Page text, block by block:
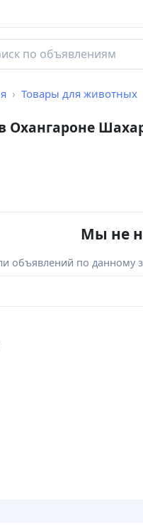
Товары для животных
Охангароне
Мы не
по данному